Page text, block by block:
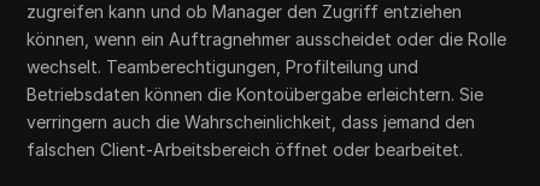
zugreifen kann und ob Manager den Zugriff entziehen
können, wenn ein Auftragnehmer ausscheidet oder die Rolle
wechselt. Teamberechtigungen, Profilteilung und
Betriebsdaten können die Kontoübergabe erleichtern. Sie
verringern auch die Wahrscheinlichkeit, dass jemand den
falschen Client-Arbeitsbereich öffnet oder bearbeitet.